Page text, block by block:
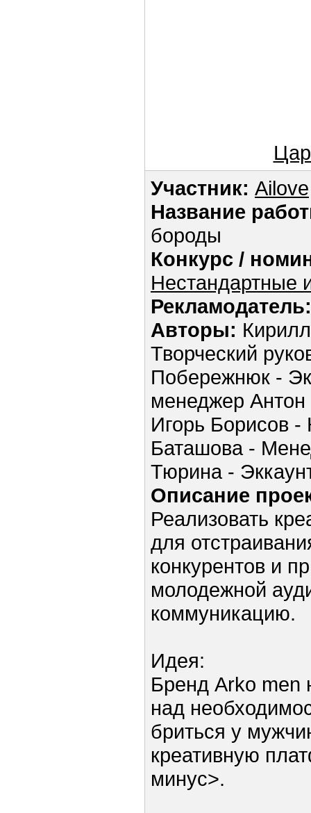
Участник: Ailove
Название
бороды
Конкурс /
Нестандартные
Рекламодатель:
Авторы:
Творческий
Побережнюк -
менеджер
Игорь Борисов -
Баташова -
Тюрина -
Описание
Реализовать
для
конкурентов и
молодежной
коммуникацию.
Идея:
Бренд Arko men
над
бриться у
креативную
минус>.